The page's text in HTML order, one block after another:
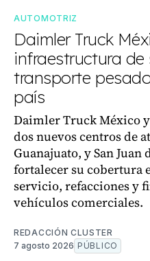
AUTOMOTRIZ
Daimler Truck
infraestructura de
transporte
país
Daimler Truck México
dos nuevos centros de
Guanajuato, y San Juan
fortalecer su cobertura
servicio, refacciones y
vehículos comerciales.
REDACCIÓN CLUSTER
7 agosto 2026 PÚBLICO